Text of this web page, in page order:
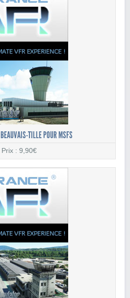
TILLE POUR MSFS
Prix : 9,90€